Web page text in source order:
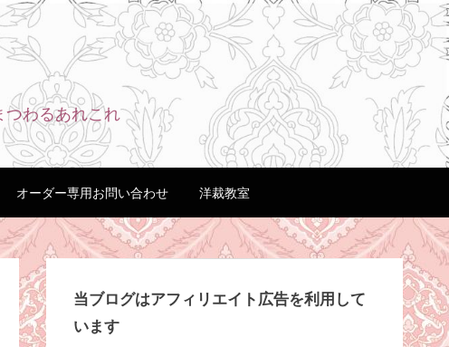
わるあれこれ
オーダー専用お問い合わせ 洋裁教室
当ブログはアフィリエイト広告を利用して
います